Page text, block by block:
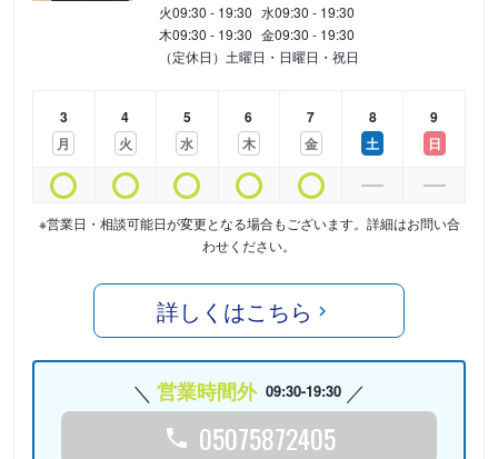
火09:30 - 19:30 水09:30 - 19:30
木09:30 - 19:30 金09:30 - 19:30
（定休日）土曜日・日曜日・祝日
3
月
4
火
5
水
6
木
7
金
8
土
9
日
※営業日・相談可能日が変更となる場合もございます。詳細はお問い合
わせください。
詳しくはこちら
営業時間外 09:30-19:30
05075872405